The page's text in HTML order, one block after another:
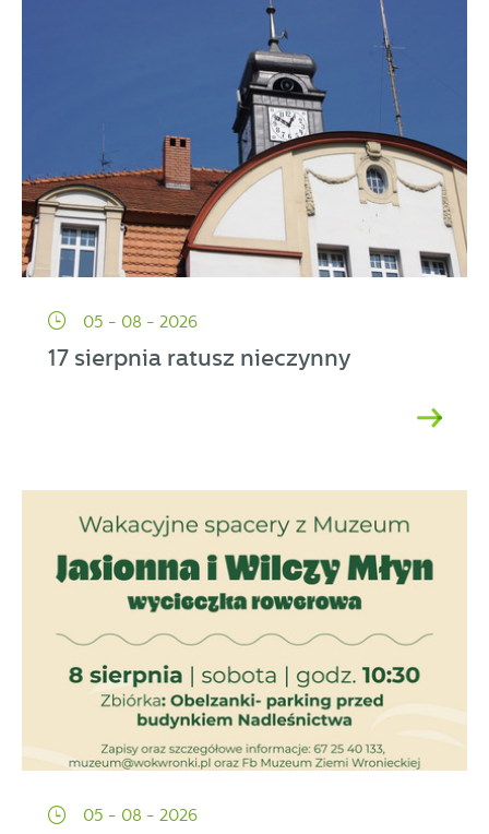
05 - 08 - 2026
17 sierpnia ratusz nieczynny
05 - 08 - 2026